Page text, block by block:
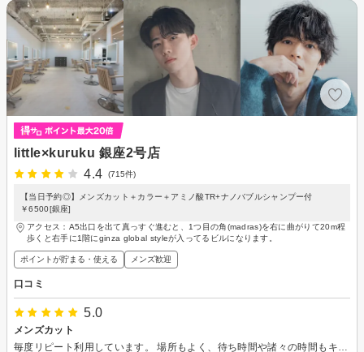
little×kuruku 銀座2号店
4.4
(715件)
【当日予約◎】メンズカット＋カラー＋アミノ酸TR+ナノバブルシャンプー付
￥6500[銀座]
アクセス：A5出口を出て真っすぐ進むと、1つ目の角(madras)を右に曲がりて20m程
歩くと右手に1階にginza global styleが入ってるビルになります。
ポイントが貯まる・使える メンズ歓迎
口コミ
5.0
メンズカット